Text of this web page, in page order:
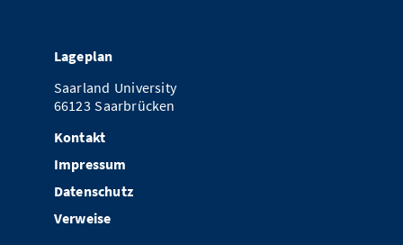
Lageplan
Saarland University
66123 Saarbrücken
Kontakt
Impressum
Datenschutz
Verweise